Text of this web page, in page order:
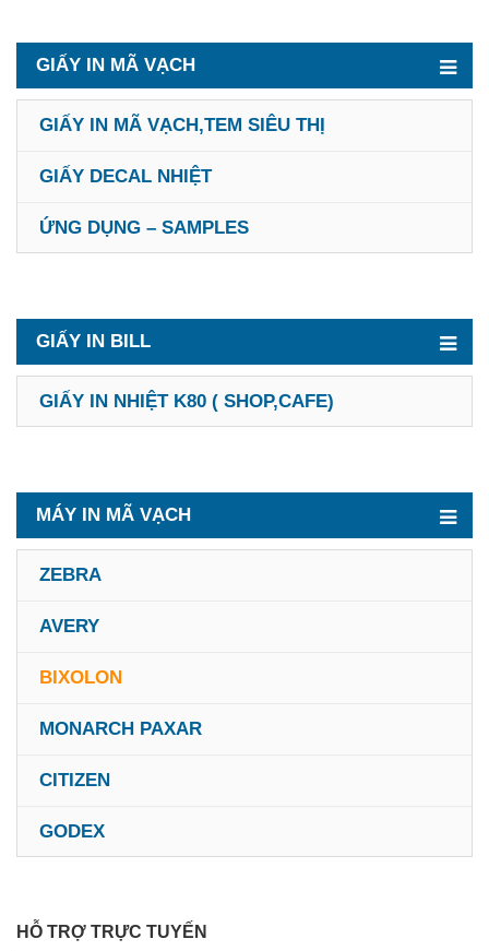
GIẤY IN MÃ VẠCH
GIẤY IN MÃ VẠCH,TEM SIÊU THỊ
GIẤY DECAL NHIỆT
ỨNG DỤNG – SAMPLES
GIẤY IN BILL
GIẤY IN NHIỆT K80 ( SHOP,CAFE)
MÁY IN MÃ VẠCH
ZEBRA
AVERY
BIXOLON
MONARCH PAXAR
CITIZEN
GODEX
HỖ TRỢ TRỰC TUYẾN